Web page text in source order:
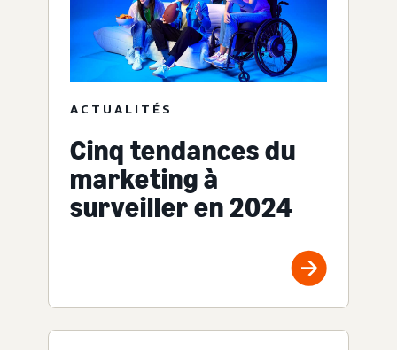
ACTUALITÉS
Cinq tendances du
marketing à
surveiller en 2024